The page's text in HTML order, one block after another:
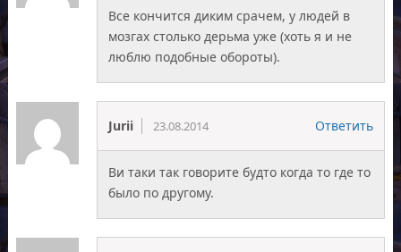
Все кончится диким срачем, у людей в
мозгах столько дерьма уже (хоть я и не
люблю подобные обороты).
Jurii 23.08.2014 Ответить
Ви таки так говорите будто когда то где то
было по другому.